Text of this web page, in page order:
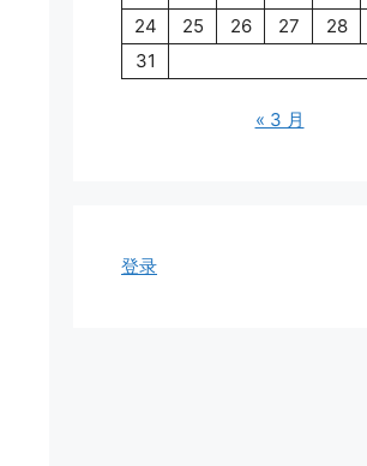
24
25 26 27 28
31
« 3 月
登录